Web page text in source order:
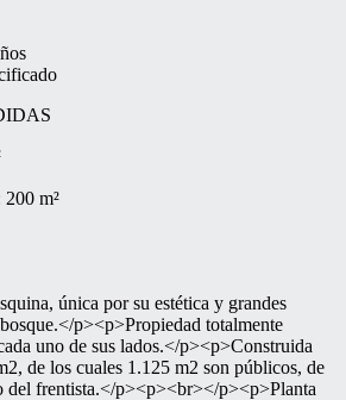
m²
única por su estética y grandes
p><p>Propiedad totalmente
uno de sus lados.</p><p>Construida
de los cuales 1.125 m2 son públicos, de
del frentista.</p><p><br></p><p>Planta